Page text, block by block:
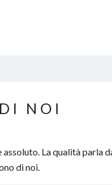
NOI
La qualità parla
di noi.